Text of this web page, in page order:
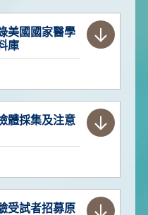
美國國家醫學
庫
體採集及注意
受試者招募原